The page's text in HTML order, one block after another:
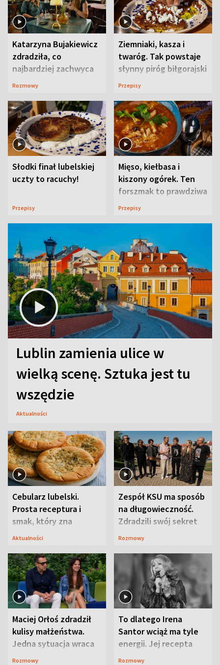
Katarzyna Bujakiewicz
zdradziła, co
najbardziej zachwyca
ją w Lublinie
Rozmowy
Ziemniaki, kasza i
twaróg. Tak powstaje
słynny piróg biłgorajski
Przepisy
Słodki finał lubelskiej
uczty to racuchy!
Przepisy
Mięso, kiełbasa i
kiszony ogórek. Ten
forszmak to prawdziwa
uczta
Przepisy
Lublin zamienia ulice w
wielką scenę. Sztuka jest tu
wszędzie
Aktualności
Cebularz lubelski.
Prosta receptura i
smak, który zna
Lubelszczyzna
Aktualności
Zespół KSU ma sposób
na długowieczność.
Zdradzili swój sekret
Rozmowy
Maciej Orłoś zdradził
kulisy małżeństwa.
Jedna sytuacja wraca
jak bumerang
Rozmowy
To dlatego Irena
Santor wciąż ma tyle
energii. Jej recepta
jest zaskakująco
Rozmowy